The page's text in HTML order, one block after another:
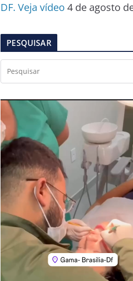
DF. Veja vídeo 4 de agosto
PESQUISAR